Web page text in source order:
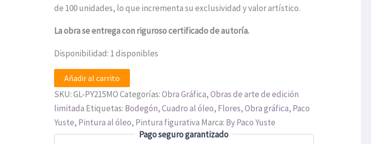
de 100 unidades, lo que incrementa su exclusividad y valor artístico.
La obra se entrega con riguroso certificado de autoría.
Disponibilidad: 1 disponibles
Añadir al carrito
SKU:GL-PY215MOCategorías:Obra Gráfica,Obras de arte de edición
limitada Etiquetas: Bodegón,Cuadro al óleo, Flores,Obra gráfica, Paco
Yuste, Pintura al óleo, Pintura figurativa Marca: By Paco Yuste
Pago seguro garantizado